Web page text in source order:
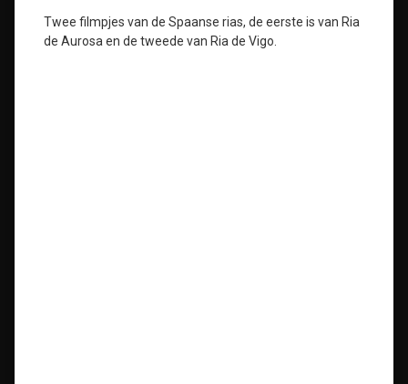
Twee filmpjes van de Spaanse rias, de eerste is van Ria
de Aurosa en de tweede van Ria de Vigo.